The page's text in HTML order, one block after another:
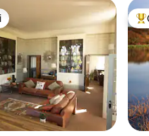
s oznakom „Odabrali